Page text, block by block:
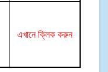
এখানে ক্লিক করুন